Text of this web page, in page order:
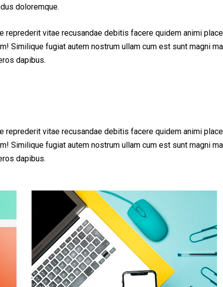
doloremque.
vitae recusandae debitis facere quidem animi
Similique fugiat autem nostrum ullam cum est sunt magni
dapibus.
vitae recusandae debitis facere quidem animi
Similique fugiat autem nostrum ullam cum est sunt magni
dapibus.